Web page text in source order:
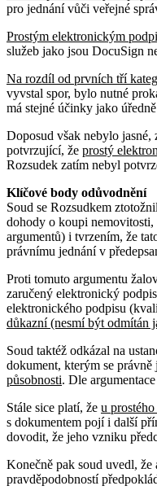
pro jednání vůči veřejné
Prostým elektronickým
služeb jako jsou DocuSign
Na rozdíl od prvních tří
vyvstal spor, bylo nutné
má stejné účinky jako
Doposud však nebylo jasné,
potvrzující, že prostý
Rozsudek zatím nebyl
Klíčové body odůvodnění
Soud se Rozsudkem
dohody o koupi
argumentů) i tvrzením, že
právnímu jednání v
Proti tomuto argumentu
zaručený elektronický
elektronického podpisu
důkazní (nesmí být odmítán
Soud taktéž odkázal na
dokument, kterým se
působnosti. Dle
Stále sice platí, že u
s dokumentem pojí i další
dovodit, že jeho vzniku
Konečně pak soud uvedl,
pravděpodobností